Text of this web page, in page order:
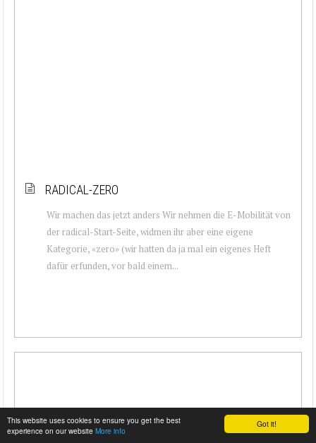
Got it!
This website uses cookies to ensure you get the best
experience on our website More info
RADICAL-ZERO
Wir machen das jetzt anders Wir nehmen die E-Mobilität von
der radical-Start-Seite, widmen ihr aber eine eigene
Kategorie, «zero» (wir hatten da ja mal ein eigenes Heft
dafür erfunden, vor bald einem...